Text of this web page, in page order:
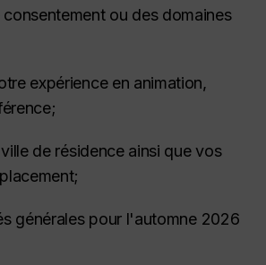
consentement ou des domaines
expérience en animation,
de résidence ainsi que vos
générales pour l'automne 2026